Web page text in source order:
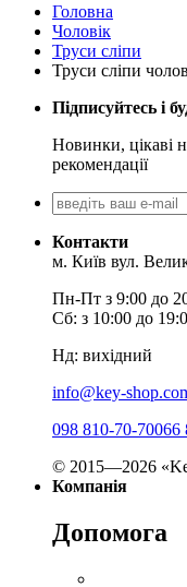
Головна
Чоловік
Труси сліпи
Труси сліпи
Підписуйтесь і
Новинки, цікаві
рекомендації
Контакти
м. Київ вул.
Пн-Пт з 9:00 до
Сб: з 10:00 до
Нд: вихідний
info@key-
098 810-70-70066
© 2015—2026
Компанія
Допомога